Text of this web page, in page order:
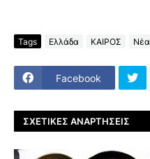
Tags Ελλάδα ΚΑΙΡΟΣ Νέα
Facebook
ΣΧΕΤΙΚΈΣ ΑΝΑΡΤΉΣΕΙΣ